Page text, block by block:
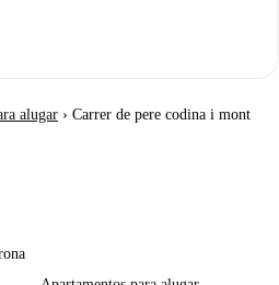
alugar › Carrer de pere codina i mont